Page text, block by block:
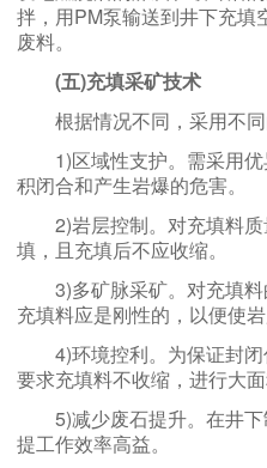
拌，用PM泵输送到井下充填
废料。
(五)充填采矿技术
根据情况不同，采用不同
1)区域性支护。需采用优
积闭合和产生岩爆的危害。
2)岩层控制。对充填料质
填，且充填后不应收缩。
3)多矿脉采矿。对充填料
充填料应是刚性的，以便使
4)环境控利。为保证封闭
要求充填料不收缩，进行大
5)减少废石提升。在井下
提工作效率高益。